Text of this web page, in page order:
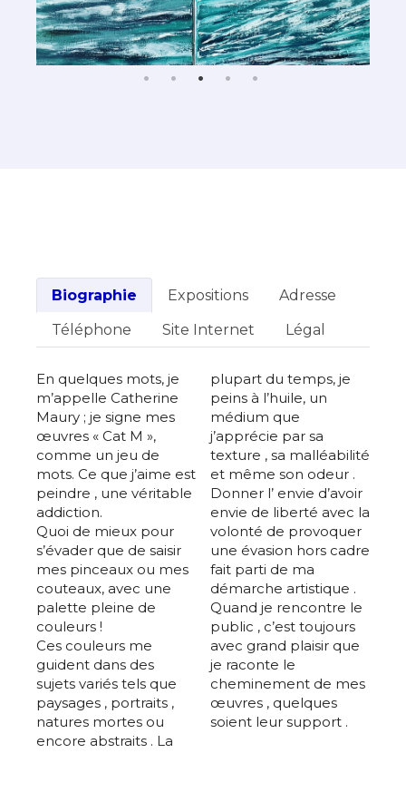
Biographie Expositions
Adresse
Téléphone
Site Internet Légal
En quelques mots, je
m’appelle Catherine
Maury ; je signe mes
œuvres « Cat M »,
comme un jeu de
mots. Ce que j’aime est
peindre , une véritable
addiction.
Quoi de mieux pour
s’évader que de saisir
mes pinceaux ou mes
couteaux, avec une
palette pleine de
couleurs !
Ces couleurs me
guident dans des
sujets variés tels que
paysages , portraits ,
natures mortes ou
encore abstraits . La
plupart du temps, je
peins à l’huile, un
médium que
j’apprécie par sa
texture , sa malléabilité
et même son odeur .
Donner l’ envie d’avoir
envie de liberté avec la
volonté de provoquer
une évasion hors cadre
fait parti de ma
démarche artistique .
Quand je rencontre le
public , c’est toujours
avec grand plaisir que
je raconte le
cheminement de mes
œuvres , quelques
soient leur support .